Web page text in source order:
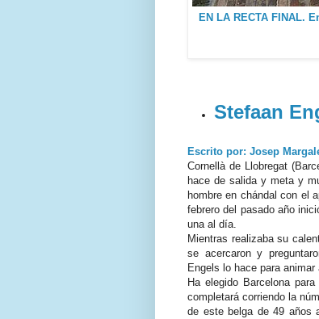
EN LA RECTA FINAL.
Stefaan
Escrito por: Josep
Cornellà de Llobregat
hace de salida y meta y
hombre en chándal con el
febrero del pasado año
una al día.
Mientras realizaba su
se acercaron y
Engels lo hace para
Ha elegido Barcelona
completará corriendo la
de este belga de 49 años